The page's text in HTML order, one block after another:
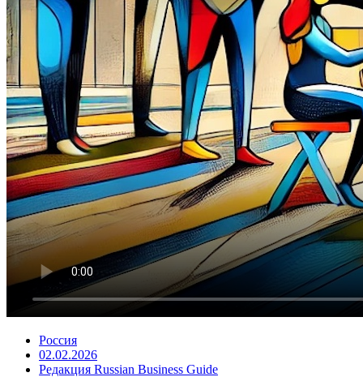
Россия
02.02.2026
Редакция Russian Business Guide